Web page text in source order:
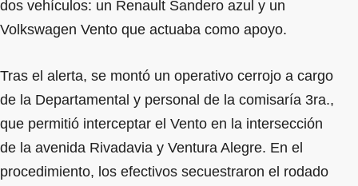
dos vehículos: un Renault Sandero azul y un
Volkswagen Vento que actuaba como apoyo.
Tras el alerta, se montó un operativo cerrojo a cargo
de la Departamental y personal de la comisaría 3ra.,
que permitió interceptar el Vento en la intersección
de la avenida Rivadavia y Ventura Alegre. En el
procedimiento, los efectivos secuestraron el rodado